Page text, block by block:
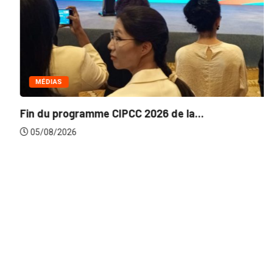
MÉDIAS
Fin du programme CIPCC 2026 de la...
05/08/2026